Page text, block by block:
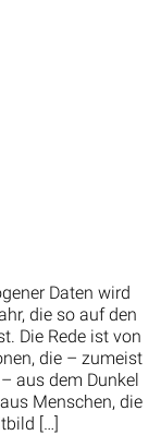
Daten wird
die so auf den
Die Rede ist von
die – zumeist
aus dem Dunkel
Menschen, die
[…]